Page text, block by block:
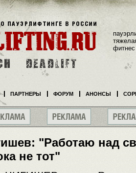
"Работаю над
не тот"
фитнес
ПАРТНЕРЫ ФОРУМ АНОНСЫ